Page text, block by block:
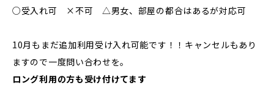
○受入れ可 ×不可 △男女、部屋の都合はあるが対応可
10月もまだ追加利用受け入れ可能です！！キャンセルもあり
ますので一度問い合わせを。
ロング利用の方も受け付けてます